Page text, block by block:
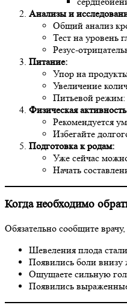
Анализы и
Общий анализ
Тест на уровень
Резус-
Питание:
Упор на
Увеличение
Питьевой режим:
Физическая
Рекомендуется
Избегайте
Подготовка к родам:
Уже сейчас
Начать
Когда необходимо
Обязательно сообщите врачу,
Шевеления плода
Появились боли внизу
Ощущаете сильную
Появились